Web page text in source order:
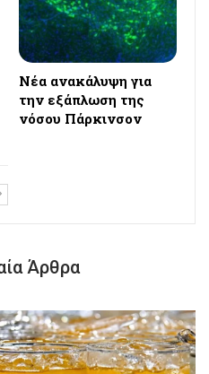
Νέα ανακάλυψη για
την εξάπλωση της
νόσου Πάρκινσον
Άρθρα